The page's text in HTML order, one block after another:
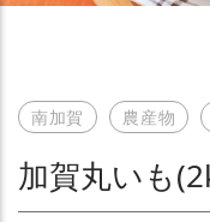
南加賀 農産物
加賀丸いも